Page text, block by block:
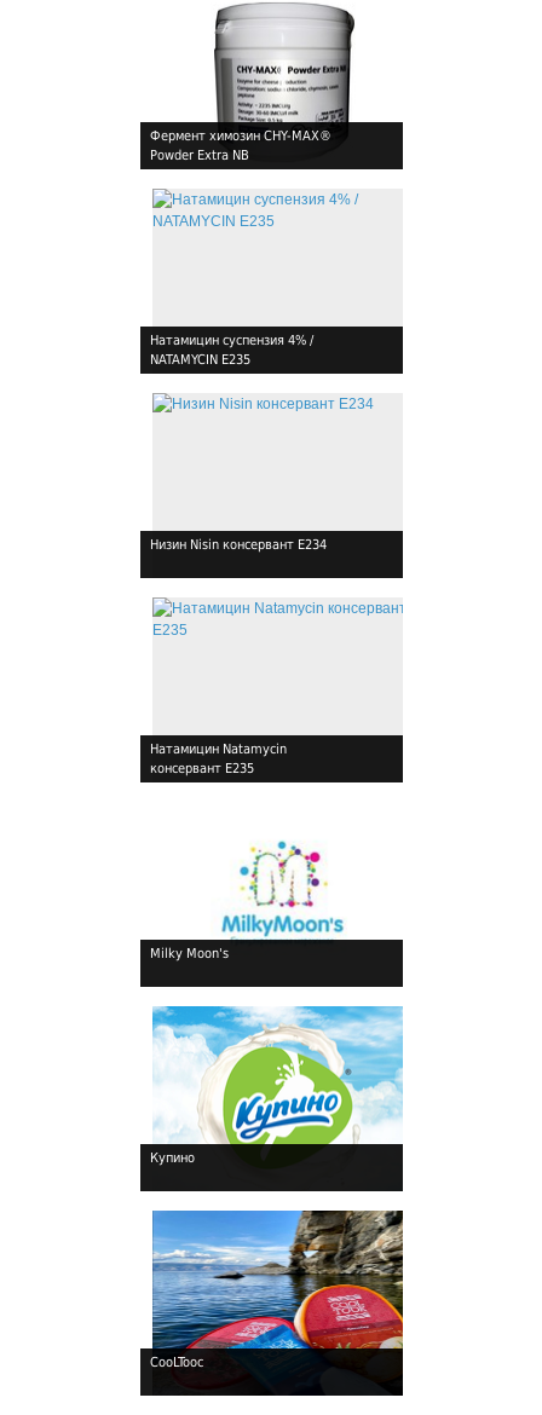
Фермент химозин CHY-MAX®
Powder Extra NB
Натамицин суспензия 4% /
NATAMYCIN Е235
Низин Nisin консервант Е234
Натамицин Natamycin
консервант Е235
Milky Moon's
Купино
CooLTooc